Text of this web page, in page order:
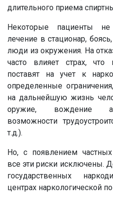
длительного приема
Некоторые пациенты не
лечение в стационар,
люди из окружения. На
часто влияет страх, что
поставят на учет к
определенные
на дальнейшую жизнь
оружие, вождение
возможности
т.д.).
Но, с появлением
все эти риски исключены.
государственных
центрах наркологической